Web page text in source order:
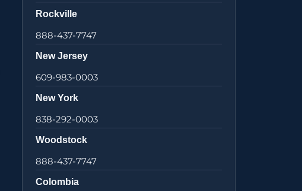
Rockville
888-437-7747
New Jersey
609-983-0003
New York
838-292-0003
Woodstock
888-437-7747
Colombia